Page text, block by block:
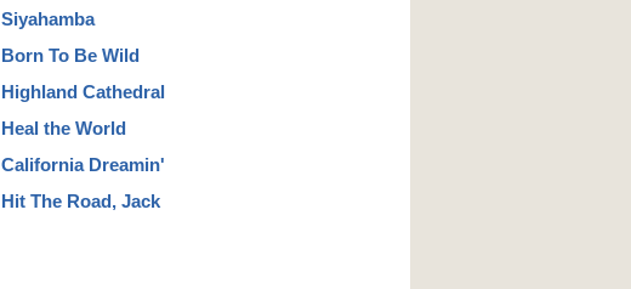
Siyahamba
Born To Be Wild
Highland Cathedral
Heal the World
California Dreamin'
Hit The Road, Jack